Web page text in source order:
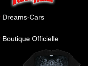
Dreams-Cars
Boutique Officielle